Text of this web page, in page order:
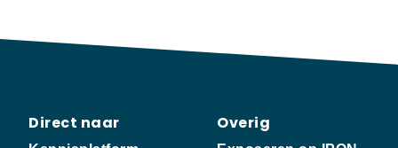
Direct naar Overig